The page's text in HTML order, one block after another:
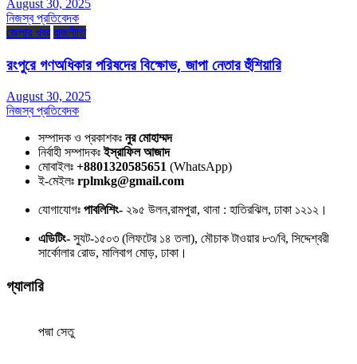
August 30, 2025
নিজস্ব প্রতিবেদক
জেলার খবর রাজনীতি
রংপুরে গণঅধিকার পরিষদের বিক্ষোভ, জাপা নেতার হুঁশিয়ারি
August 30, 2025
নিজস্ব প্রতিবেদক
সম্পাদক ও প্রকাশকঃ নুর মোহাম্মদ
নির্বাহী সম্পাদকঃইস্রাফিল আজাদ
মোবাইলঃ +8801320585651 (WhatsApp)
ই-মেইলঃ rplmkg@gmail.com
যোগাযোগঃ পাবলিশিং- ২৯৫ উলন,রামপুরা, থানা : হাতিরঝিল, ঢাকা ১২১২।
এডিটিং- স্যুট-১৫০৩ (লিফটের ১৪ তলা), মৌচাক টাওয়ার ৮৩/বি, সিদ্দেশ্বরী
সার্কোলার রোড, মালিবাগ মোড়, ঢাকা।
গ্যালারি
পদ্মা সেতু